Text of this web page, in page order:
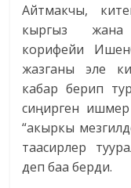
Айтмакчы,
кыргыз жана
корифейи
жазганы эле
кабар берип
сиңирген
“акыркы
таасирлер
деп баа берди.